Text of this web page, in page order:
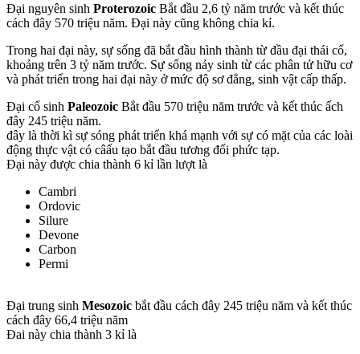
Đại nguyên sinh Proterozoic Bắt đầu 2,6 tỷ năm trước và kết thúc
cách đây 570 triệu năm. Đại này cũng không chia kỉ.
Trong hai đại này, sự sống đã bắt đầu hình thành từ đầu đại thái cổ,
khoảng trên 3 tỷ năm trước. Sự sống nảy sinh từ các phân tử hữu cơ
và phát triển trong hai đại này ở mức độ sơ đẳng, sinh vật cấp thấp.
Đại cổ sinh Paleozoic Bắt đầu 570 triệu năm trước và kết thúc ấch
đây 245 triệu năm.
đây là thời kì sự sóng phát triển khá mạnh với sự có mặt của các loài
động thực vật có câấu tạo bắt đầu tương đối phức tạp.
Đại này được chia thành 6 kỉ lần lượt là
Cambri
Ordovic
Silure
Devone
Carbon
Permi
Đại trung sinh Mesozoic bắt đầu cách đây 245 triệu năm và kết thúc
cách đây 66,4 triệu năm
Đai này chia thành 3 kỉ là